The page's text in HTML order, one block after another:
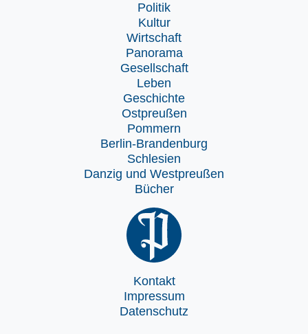
Politik
Kultur
Wirtschaft
Panorama
Gesellschaft
Leben
Geschichte
Ostpreußen
Pommern
Berlin-Brandenburg
Schlesien
Danzig und Westpreußen
Bücher
Kontakt
Impressum
Datenschutz